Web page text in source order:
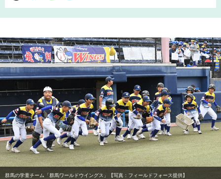
群馬の学童チーム「群馬ワールドウイングス」【写真：フィールドフォース提供】